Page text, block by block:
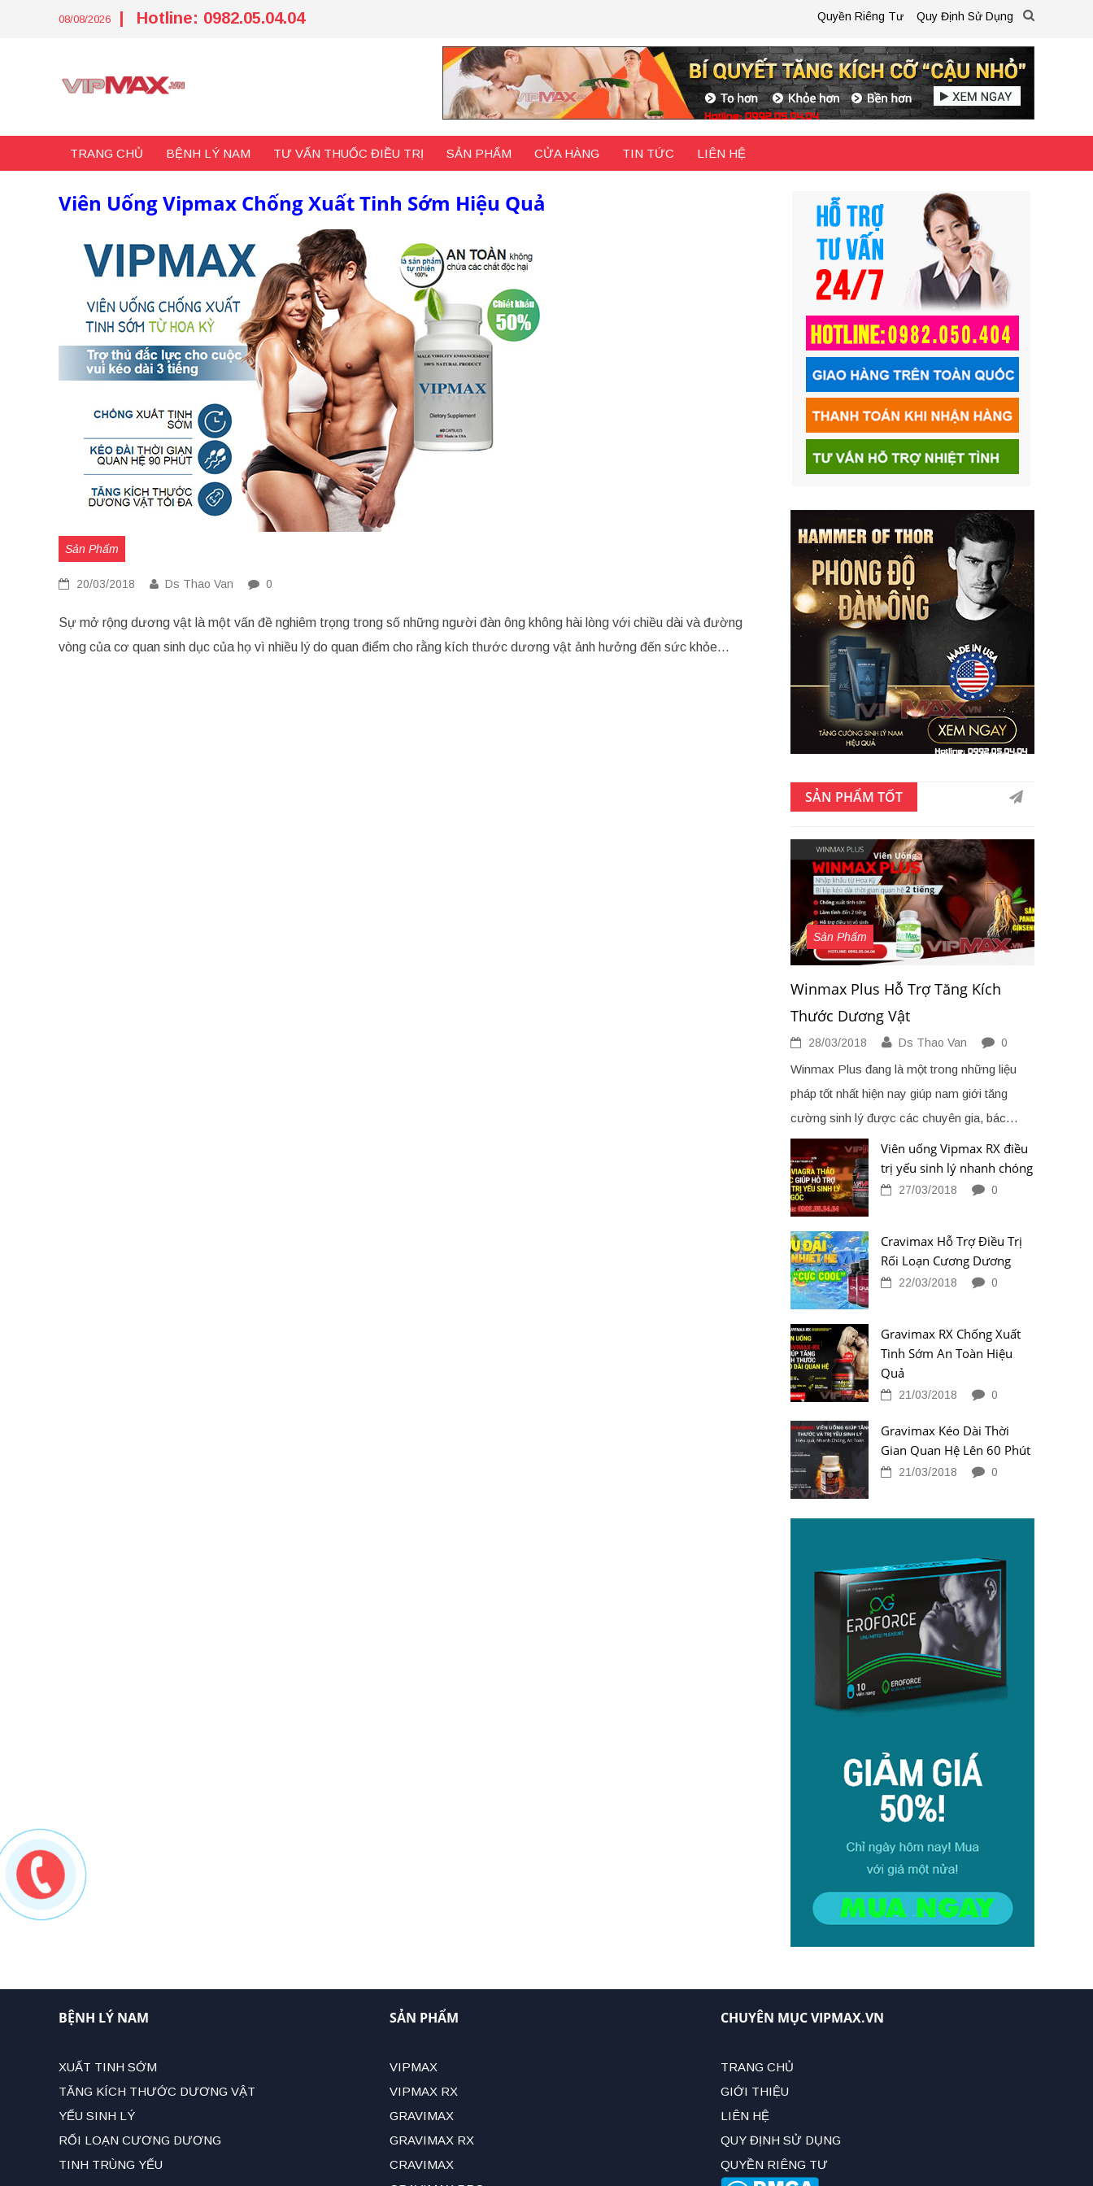
08/08/2026 Hotline: 0982.05.04.04 Quyền Riêng Tư Quy Định Sử Dụng
TRANG CHỦ BỆNH LÝ NAM TƯ VẤN THUỐC ĐIỀU TRỊ SẢN PHẨM CỬA HÀNG TIN TỨC LIÊN HỆ
Viên Uống Vipmax Chống Xuất Tinh Sớm Hiệu Quả
Sản Phẩm
20/03/2018 Ds Thao Van 0
Sự mở rộng dương vật là một vấn đề nghiêm trọng trong số những người đàn ông không hài lòng với chiều dài và đường
vòng của cơ quan sinh dục của họ vì nhiều lý do quan điểm cho rằng kích thước dương vật ảnh hưởng đến sức khỏe…
SẢN PHẨM TỐT
Sản Phẩm
Winmax Plus Hỗ Trợ Tăng Kích
Thước Dương Vật
28/03/2018 Ds Thao Van 0
Winmax Plus đang là một trong những liệu
pháp tốt nhất hiện nay giúp nam giới tăng
cường sinh lý được các chuyên gia, bác…
Viên uống Vipmax RX điều
trị yếu sinh lý nhanh chóng
27/03/2018 0
Cravimax Hỗ Trợ Điều Trị
Rối Loạn Cương Dương
22/03/2018 0
Gravimax RX Chống Xuất
Tinh Sớm An Toàn Hiệu
Quả
21/03/2018 0
Gravimax Kéo Dài Thời
Gian Quan Hệ Lên 60 Phút
21/03/2018 0
BỆNH LÝ NAM
XUẤT TINH SỚM
TĂNG KÍCH THƯỚC DƯƠNG VẬT
YẾU SINH LÝ
RỐI LOẠN CƯƠNG DƯƠNG
TINH TRÙNG YẾU
SẢN PHẨM
VIPMAX
VIPMAX RX
GRAVIMAX
GRAVIMAX RX
CRAVIMAX
CHUYÊN MỤC VIPMAX.VN
TRANG CHỦ
GIỚI THIỆU
LIÊN HỆ
QUY ĐỊNH SỬ DỤNG
QUYỀN RIÊNG TƯ